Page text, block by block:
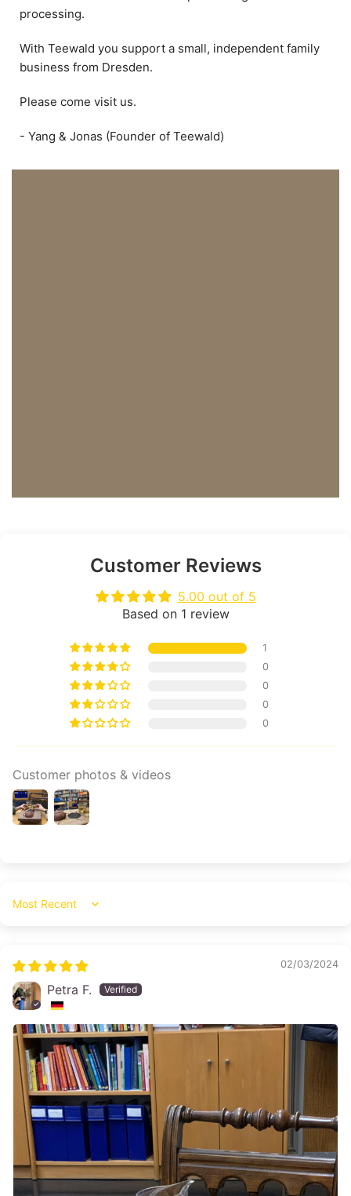
processing.
With Teewald you support a small, independent family
business from Dresden.
Please come visit us.
- Yang & Jonas (Founder of Teewald)
Customer Reviews
5.00 out of 5
Based on 1 review
1
0
0
0
0
Customer photos & videos
Sort by
02/03/2024
Petra F.